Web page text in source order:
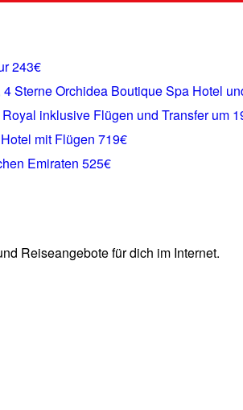
243€
Sterne Orchidea Boutique Spa Hotel
inklusive Flügen und Transfer um
mit Flügen 719€
Emiraten 525€
Reiseangebote für dich im Internet.